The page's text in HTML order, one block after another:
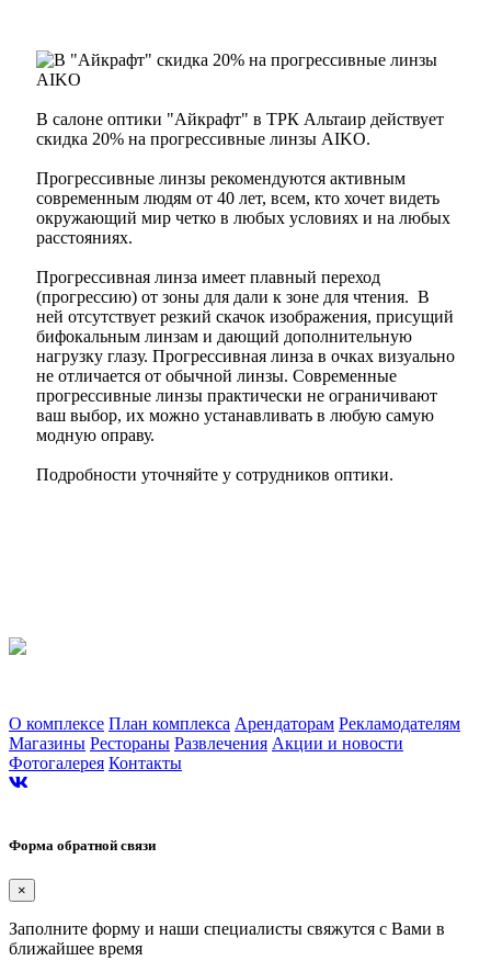
В салоне оптики "Айкрафт" в ТРК Альтаир действует
скидка 20% на прогрессивные линзы AIKO.
Прогрессивные линзы рекомендуются активным
современным людям от 40 лет, всем, кто хочет видеть
окружающий мир четко в любых условиях и на любых
расстояниях.
Прогрессивная линза имеет плавный переход
(прогрессию) от зоны для дали к зоне для чтения. В
ней отсутствует резкий скачок изображения, присущий
бифокальным линзам и дающий дополнительную
нагрузку глазу. Прогрессивная линза в очках визуально
не отличается от обычной линзы. Современные
прогрессивные линзы практически не ограничивают
ваш выбор, их можно устанавливать в любую самую
модную оправу.
Подробности уточняйте у сотрудников оптики.
О комплексе План комплекса Арендаторам Рекламодателям
Магазины Рестораны Развлечения Акции и новости
Фотогалерея Контакты
Форма обратной связи
×
Заполните форму и наши специалисты свяжутся с Вами в
ближайшее время